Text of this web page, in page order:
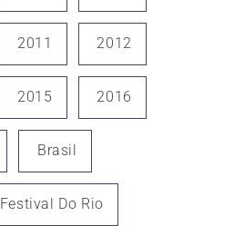
2011 2012
2015 2016
Brasil
Festival Do Rio